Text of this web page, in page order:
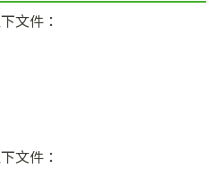
文件：
文件：